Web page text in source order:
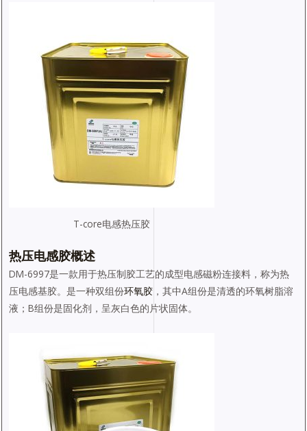
T-core电感热压胶
热压电感胶概述
DM-6997是一款用于热压制胶工艺的成型电感磁粉连接料，称为热
压电感基胶。是一种双组份环氧胶 ，其中A组份是清透的环氧树脂溶
液；B组份是固化剂，呈灰白色的片状固体。